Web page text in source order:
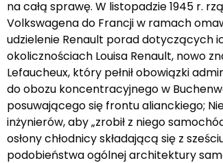
na całą sprawę. W listopadzie 1945 r.
Volkswagena do Francji w ramach
udzielenie Renault porad dotyczących
okolicznościach Louisa Renault, nowo
Lefaucheux, który pełnił obowiązki
do obozu koncentracyjnego w
posuwającego się frontu alianckiego;
inżynierów, aby „zrobił z niego
osłony chłodnicy składającą się z
podobieństwa ogólnej architektury